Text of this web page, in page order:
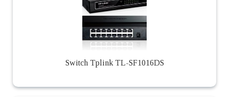
Switch Tplink TL-SF1016DS